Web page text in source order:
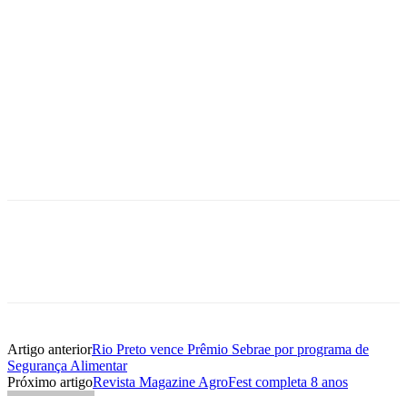
Artigo anteriorRio Preto vence Prêmio Sebrae por programa de
Segurança Alimentar
Próximo artigoRevista Magazine AgroFest completa 8 anos